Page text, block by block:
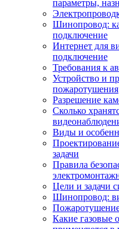
параметры,
Шинопровод:
подключение
Интернет для
подключение
Требования к
Устройство и
пожаротушения
Разрешение
Сколько
Виды и
задачи
Правила
Цели и задачи
Шинопровод:
Какие газовые